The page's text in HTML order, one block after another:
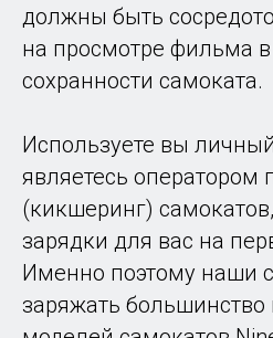
должны быть
на просмотре фильма
сохранности самоката.
Используете вы
являетесь оператором
(кикшеринг)
зарядки для вас на
Именно поэтому наши
заряжать